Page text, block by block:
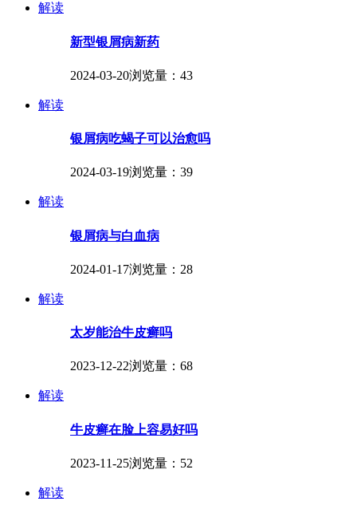
解读
新型银屑病新药
2024-03-20浏览量：43
解读
银屑病吃蝎子可以治愈吗
2024-03-19浏览量：39
解读
银屑病与白血病
2024-01-17浏览量：28
解读
太岁能治牛皮癣吗
2023-12-22浏览量：68
解读
牛皮癣在脸上容易好吗
2023-11-25浏览量：52
解读